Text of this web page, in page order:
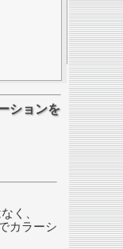
ションを
く、
カラーシ